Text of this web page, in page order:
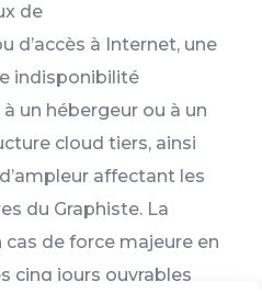
de
d’accès à Internet, une
indisponibilité
un hébergeur ou à un
cloud tiers, ainsi
affectant les
du Graphiste. La
de force majeure en
cinq jours ouvrables